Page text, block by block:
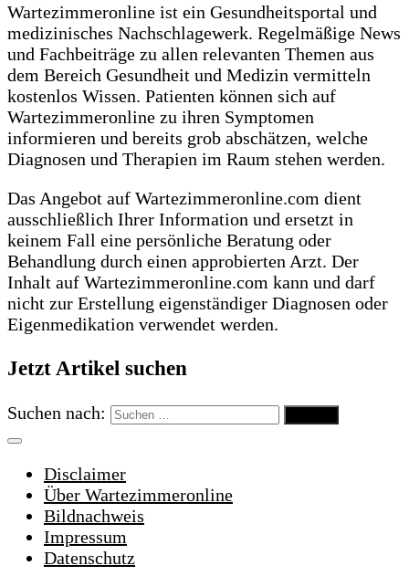
Wartezimmeronline ist ein Gesundheitsportal und
medizinisches Nachschlagewerk. Regelmäßige News
und Fachbeiträge zu allen relevanten Themen aus
dem Bereich Gesundheit und Medizin vermitteln
kostenlos Wissen. Patienten können sich auf
Wartezimmeronline zu ihren Symptomen
informieren und bereits grob abschätzen, welche
Diagnosen und Therapien im Raum stehen werden.
Das Angebot auf Wartezimmeronline.com dient
ausschließlich Ihrer Information und ersetzt in
keinem Fall eine persönliche Beratung oder
Behandlung durch einen approbierten Arzt. Der
Inhalt auf Wartezimmeronline.com kann und darf
nicht zur Erstellung eigenständiger Diagnosen oder
Eigenmedikation verwendet werden.
Jetzt Artikel suchen
Suchen nach:
Disclaimer
Über Wartezimmeronline
Bildnachweis
Impressum
Datenschutz